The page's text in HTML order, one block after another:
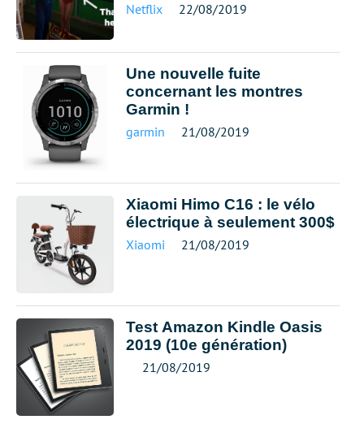
Netflix 22/08/2019
Une nouvelle fuite
concernant les montres
Garmin !
garmin 21/08/2019
Xiaomi Himo C16 : le vélo
électrique à seulement 300$
Xiaomi 21/08/2019
Test Amazon Kindle Oasis
2019 (10e génération)
21/08/2019